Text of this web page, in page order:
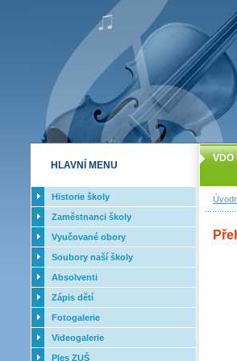
VDO
HLAVNÍ MENU
Historie školy
Zaměstnanci školy
Vyučované obory
Soubory naší školy
Absolventi
Zápis dětí
Fotogalerie
Videogalerie
Ples ZUŠ